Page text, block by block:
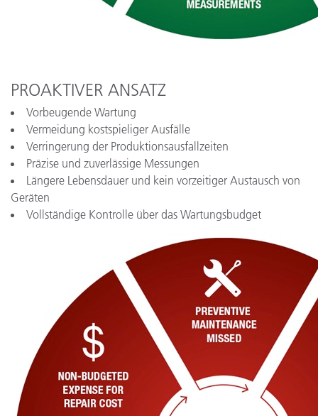
PROAKTIVER ANSATZ
Vorbeugende Wartung
Vermeidung kostspieliger Ausfälle
Verringerung der Produktionsausfallzeiten
Präzise und zuverlässige Messungen
Längere Lebensdauer und kein vorzeitiger Austausch von
Geräten
Vollständige Kontrolle über das Wartungsbudget